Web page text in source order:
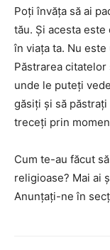
Poți învăța să ai
tău. Și acesta
în viața ta. Nu
Păstrarea
unde le puteți
găsiți și să
treceți prin
Cum te-au făcut
religioase? Mai ai
Anunțați-ne în